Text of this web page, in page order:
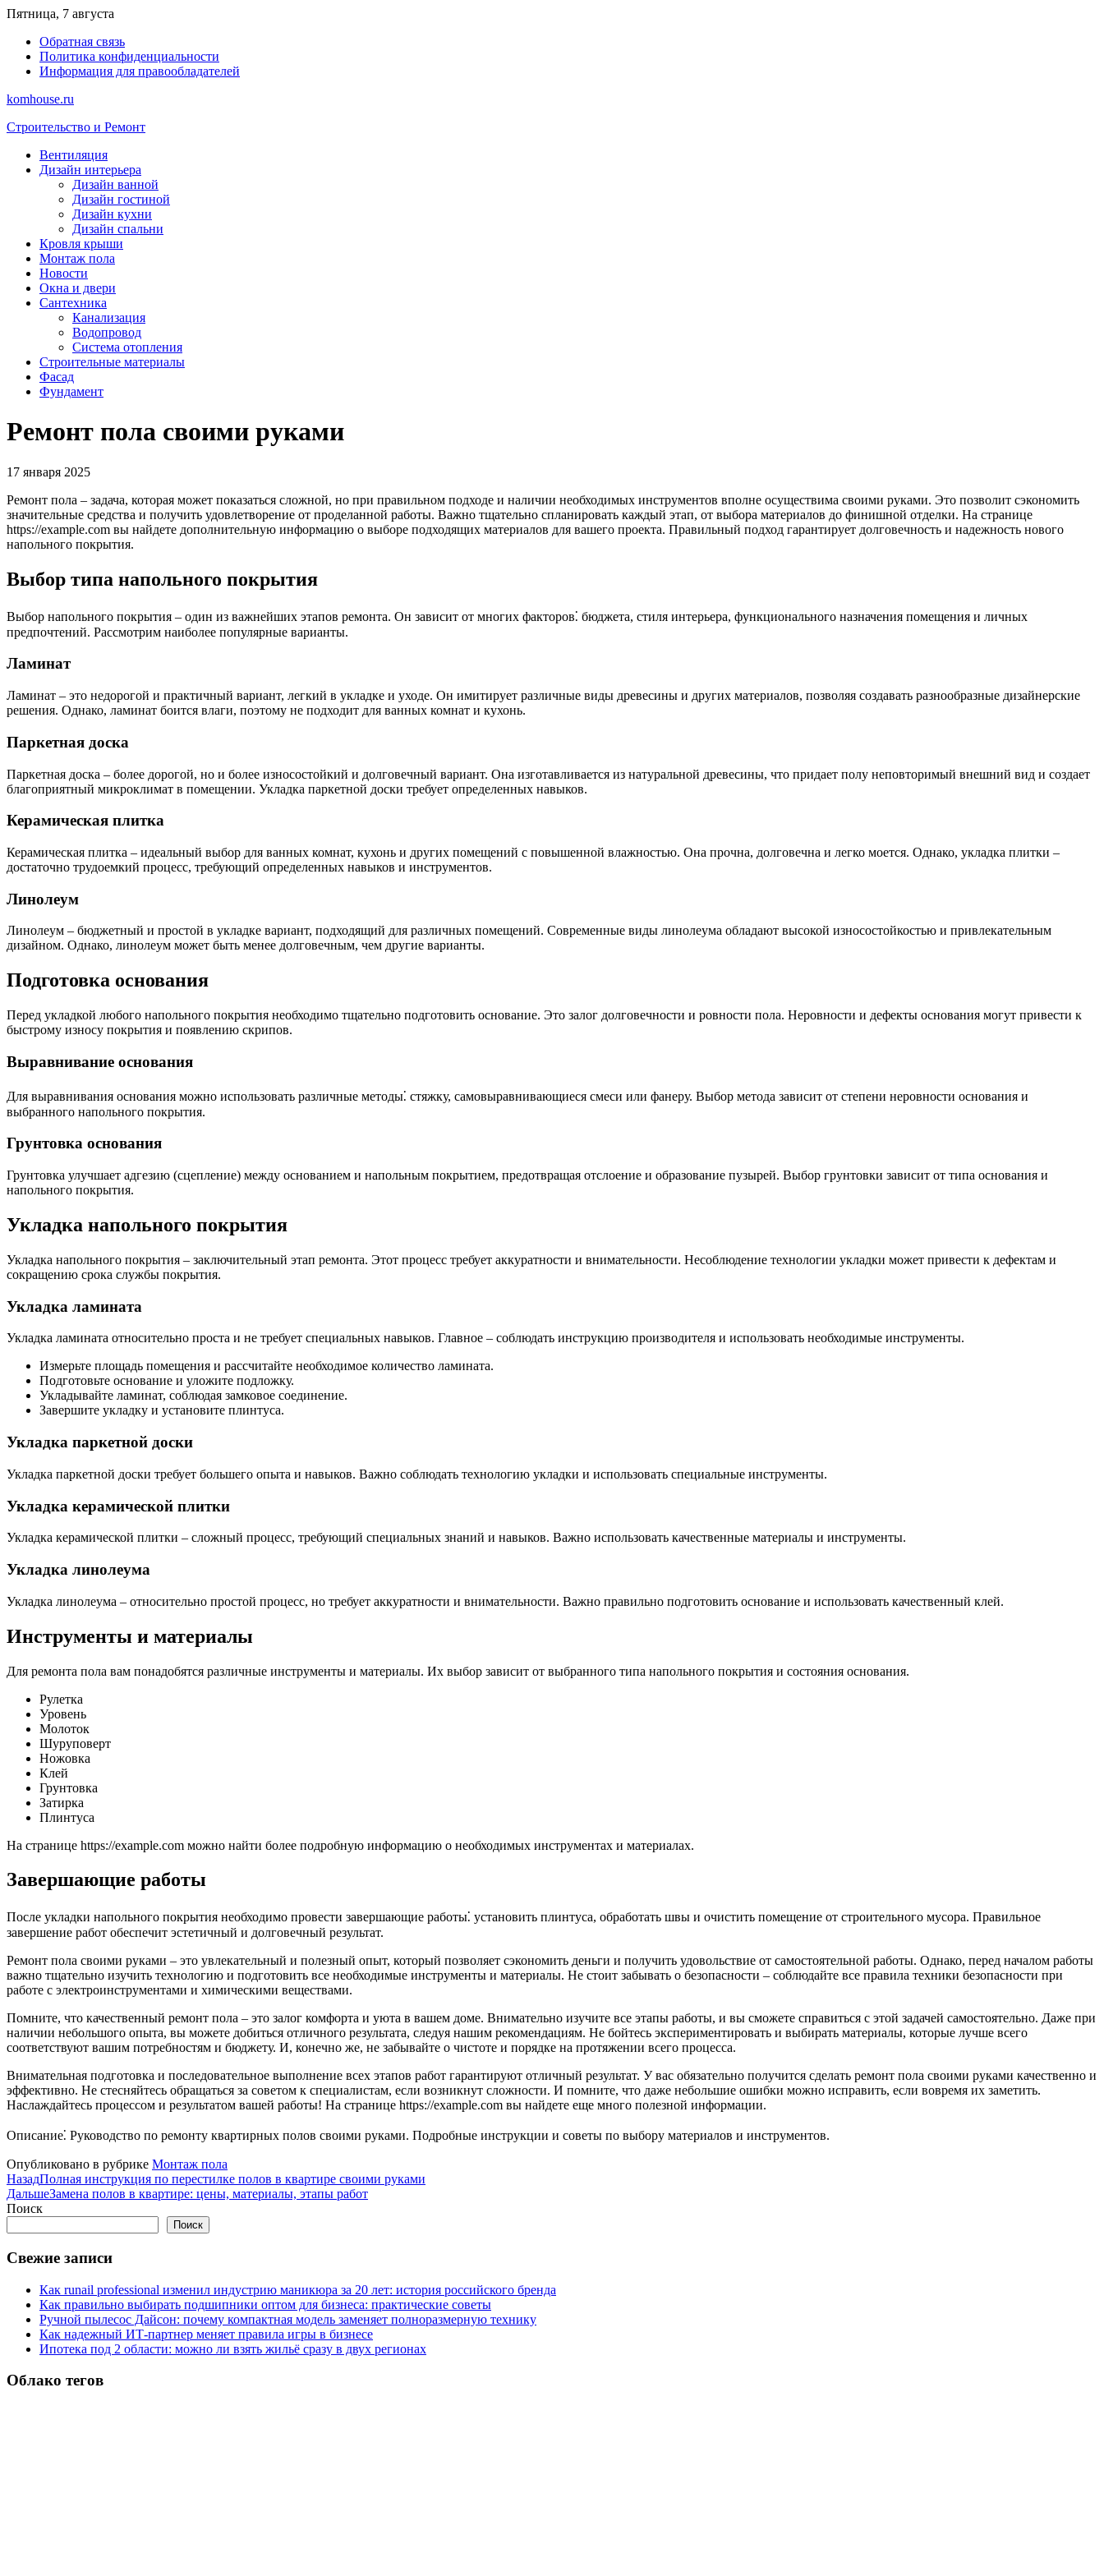
Перейти
содержимому
Пятница, 7 августа
Обратная связь
Политика конфиденциальности
Информация для правообладателей
komhouse.ru
Строительство и Ремонт
Вентиляция
Дизайн интерьера
Дизайн ванной
Дизайн гостиной
Дизайн кухни
Дизайн спальни
Кровля крыши
Монтаж пола
Новости
Окна и двери
Сантехника
Канализация
Водопровод
Система отопления
Строительные материалы
Фасад
Фундамент
Ремонт пола своими руками
17 января 2025
Ремонт пола – задача, которая может показаться сложной, но при правильном подходе и наличии необходимых инструментов вполне осуществима своими руками. Это позволит сэкономить
значительные средства и получить удовлетворение от проделанной работы. Важно тщательно спланировать каждый этап, от выбора материалов до финишной отделки. На странице
https://example.com вы найдете дополнительную информацию о выборе подходящих материалов для вашего проекта. Правильный подход гарантирует долговечность и надежность нового
напольного покрытия.
Выбор типа напольного покрытия
Выбор напольного покрытия – один из важнейших этапов ремонта. Он зависит от многих факторов⁚ бюджета, стиля интерьера, функционального назначения помещения и личных
предпочтений. Рассмотрим наиболее популярные варианты.
Ламинат
Ламинат – это недорогой и практичный вариант, легкий в укладке и уходе. Он имитирует различные виды древесины и других материалов, позволяя создавать разнообразные дизайнерские
решения. Однако, ламинат боится влаги, поэтому не подходит для ванных комнат и кухонь.
Паркетная доска
Паркетная доска – более дорогой, но и более износостойкий и долговечный вариант. Она изготавливается из натуральной древесины, что придает полу неповторимый внешний вид и создает
благоприятный микроклимат в помещении. Укладка паркетной доски требует определенных навыков.
Керамическая плитка
Керамическая плитка – идеальный выбор для ванных комнат, кухонь и других помещений с повышенной влажностью. Она прочна, долговечна и легко моется. Однако, укладка плитки –
достаточно трудоемкий процесс, требующий определенных навыков и инструментов.
Линолеум
Линолеум – бюджетный и простой в укладке вариант, подходящий для различных помещений. Современные виды линолеума обладают высокой износостойкостью и привлекательным
дизайном. Однако, линолеум может быть менее долговечным, чем другие варианты.
Подготовка основания
Перед укладкой любого напольного покрытия необходимо тщательно подготовить основание. Это залог долговечности и ровности пола. Неровности и дефекты основания могут привести к
быстрому износу покрытия и появлению скрипов.
Выравнивание основания
Для выравнивания основания можно использовать различные методы⁚ стяжку, самовыравнивающиеся смеси или фанеру. Выбор метода зависит от степени неровности основания и
выбранного напольного покрытия.
Грунтовка основания
Грунтовка улучшает адгезию (сцепление) между основанием и напольным покрытием, предотвращая отслоение и образование пузырей. Выбор грунтовки зависит от типа основания и
напольного покрытия.
Укладка напольного покрытия
Укладка напольного покрытия – заключительный этап ремонта. Этот процесс требует аккуратности и внимательности. Несоблюдение технологии укладки может привести к дефектам и
сокращению срока службы покрытия.
Укладка ламината
Укладка ламината относительно проста и не требует специальных навыков. Главное – соблюдать инструкцию производителя и использовать необходимые инструменты.
Измерьте площадь помещения и рассчитайте необходимое количество ламината.
Подготовьте основание и уложите подложку.
Укладывайте ламинат, соблюдая замковое соединение.
Завершите укладку и установите плинтуса.
Укладка паркетной доски
Укладка паркетной доски требует большего опыта и навыков. Важно соблюдать технологию укладки и использовать специальные инструменты.
Укладка керамической плитки
Укладка керамической плитки – сложный процесс, требующий специальных знаний и навыков. Важно использовать качественные материалы и инструменты.
Укладка линолеума
Укладка линолеума – относительно простой процесс, но требует аккуратности и внимательности. Важно правильно подготовить основание и использовать качественный клей.
Инструменты и материалы
Для ремонта пола вам понадобятся различные инструменты и материалы. Их выбор зависит от выбранного типа напольного покрытия и состояния основания.
Рулетка
Уровень
Молоток
Шуруповерт
Ножовка
Клей
Грунтовка
Затирка
Плинтуса
На странице https://example.com можно найти более подробную информацию о необходимых инструментах и материалах.
Завершающие работы
После укладки напольного покрытия необходимо провести завершающие работы⁚ установить плинтуса, обработать швы и очистить помещение от строительного мусора. Правильное
завершение работ обеспечит эстетичный и долговечный результат.
Ремонт пола своими руками – это увлекательный и полезный опыт, который позволяет сэкономить деньги и получить удовольствие от самостоятельной работы. Однако, перед началом работы
важно тщательно изучить технологию и подготовить все необходимые инструменты и материалы. Не стоит забывать о безопасности – соблюдайте все правила техники безопасности при
работе с электроинструментами и химическими веществами.
Помните, что качественный ремонт пола – это залог комфорта и уюта в вашем доме. Внимательно изучите все этапы работы, и вы сможете справиться с этой задачей самостоятельно. Даже при
наличии небольшого опыта, вы можете добиться отличного результата, следуя нашим рекомендациям. Не бойтесь экспериментировать и выбирать материалы, которые лучше всего
соответствуют вашим потребностям и бюджету. И, конечно же, не забывайте о чистоте и порядке на протяжении всего процесса.
Внимательная подготовка и последовательное выполнение всех этапов работ гарантируют отличный результат. У вас обязательно получится сделать ремонт пола своими руками качественно и
эффективно. Не стесняйтесь обращаться за советом к специалистам, если возникнут сложности. И помните, что даже небольшие ошибки можно исправить, если вовремя их заметить.
Наслаждайтесь процессом и результатом вашей работы! На странице https://example.com вы найдете еще много полезной информации.
Описание⁚ Руководство по ремонту квартирных полов своими руками. Подробные инструкции и советы по выбору материалов и инструментов.
Опубликовано в рубрике Монтаж пола
НазадПолная инструкция по перестилке полов в квартире своими руками
ДальшеЗамена полов в квартире: цены, материалы, этапы работ
Поиск
Поиск
Свежие записи
Как runail professional изменил индустрию маникюра за 20 лет: история российского бренда
Как правильно выбирать подшипники оптом для бизнеса: практические советы
Ручной пылесос Дайсон: почему компактная модель заменяет полноразмерную технику
Как надежный ИТ-партнер меняет правила игры в бизнесе
Ипотека под 2 области: можно ли взять жильё сразу в двух регионах
Облако тегов